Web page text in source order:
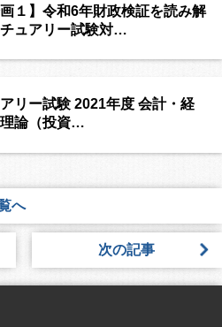
画１】令和6年財政検証を読み解
ュアリー試験対…
リー試験 2021年度 会計・経
論（投資…
覧へ
次の記事